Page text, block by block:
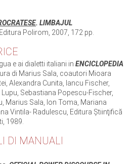
. LIMBAJUL
, Editura Polirom, 2007, 172 pp.
e ai dialetti italiani in ENCICLOPEDIA
di Marius Sala, coautori Mioara
Alexandra Cunita, Iancu Fischer,
Sebastiana Popescu-Fischer,
Marius Sala, Ion Toma, Mariana
Vintila- Radulescu, Editura Ştiinţifică
1989.
DI MANUALI